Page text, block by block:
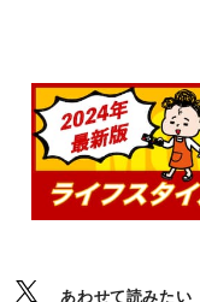
あわせて読みたい